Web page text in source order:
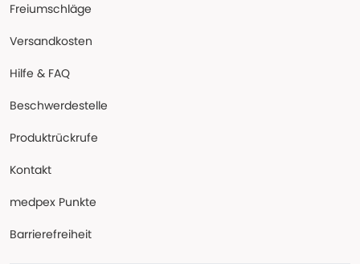
Freiumschläge
Versandkosten
Hilfe & FAQ
Beschwerdestelle
Produktrückrufe
Kontakt
medpex Punkte
Barrierefreiheit